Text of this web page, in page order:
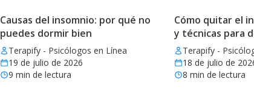
Causas del insomnio: por qué no
puedes dormir bien
Terapify - Psicólogos en Línea
19 de julio de 2026
9 min de lectura
Cómo quitar el
y técnicas para
Terapify -
18 de julio de
8 min de lectura